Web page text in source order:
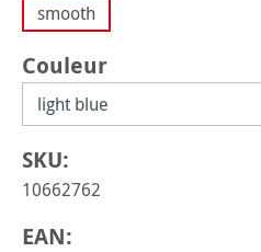
smooth
Sélectionnez
Couleur
SKU:
10662762
EAN: